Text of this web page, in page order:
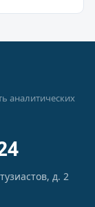
аналитических
д. 2